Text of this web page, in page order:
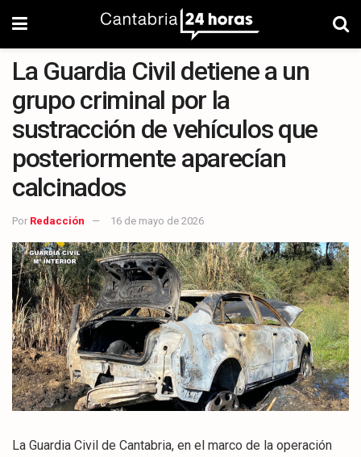
La Guardia Civil detiene a un
grupo criminal por la
sustracción de vehículos que
posteriormente aparecían
calcinados
Por Redacción 16 de mayo de 2026
La Guardia Civil de Cantabria, en el marco de la operación